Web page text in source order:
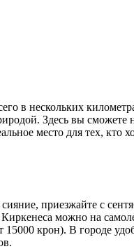
в нескольких
Здесь вы сможете
место для тех, кто
приезжайте с
можно на
крон). В городе